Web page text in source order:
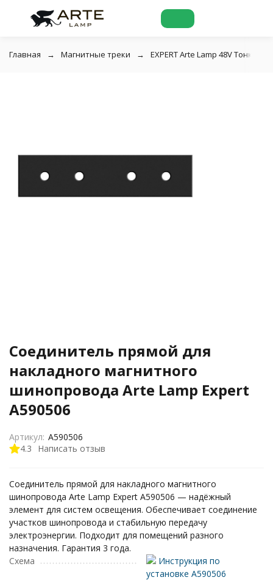
Главная Магнитные треки EXPERT Arte Lamp 48V Тонкая
Соединитель прямой для
накладного магнитного
шинопровода Arte Lamp Expert
A590506
4.3 Написать отзыв
Артикул: A590506
Соединитель прямой для накладного магнитного
шинопровода Arte Lamp Expert A590506 — надёжный
элемент для систем освещения. Обеспечивает соединение
участков шинопровода и стабильную передачу
электроэнергии. Подходит для помещений разного
назначения. Гарантия 3 года.
Схема
Инструкция по
установке A590506